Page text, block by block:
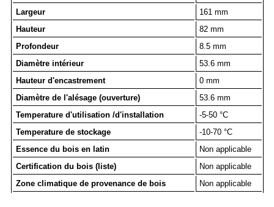
Largeur
161 mm
Hauteur
82 mm
Profondeur
8.5 mm
Diamètre intérieur
53.6 mm
Hauteur d'encastrement
0 mm
Diamètre de l'alésage (ouverture)
53.6 mm
Temperature d'utilisation /d'installation
-5-50 °C
Temperature de stockage
-10-70 °C
Essence du bois en latin
Non applicable
Certification du bois (liste)
Non applicable
Zone climatique de provenance de bois
Non applicable